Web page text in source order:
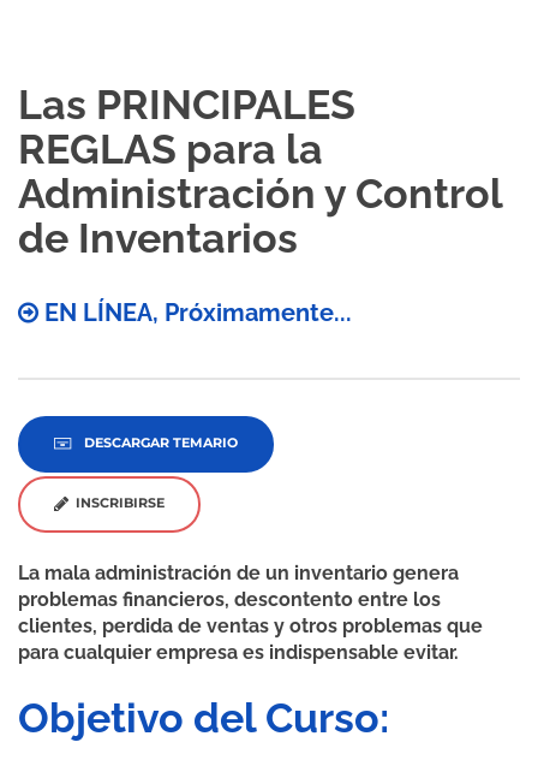
Las PRINCIPALES
REGLAS para la
Administración y Control
de Inventarios
EN LÍNEA, Próximamente...
DESCARGAR TEMARIO
INSCRIBIRSE
La mala administración de un inventario genera
problemas financieros, descontento entre los
clientes, perdida de ventas y otros problemas que
para cualquier empresa es indispensable evitar.
Objetivo del Curso: